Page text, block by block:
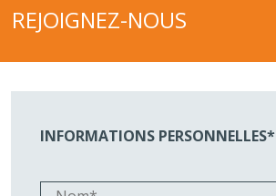
REJOIGNEZ-NOUS
INFORMATIONS PERSONNELLES*